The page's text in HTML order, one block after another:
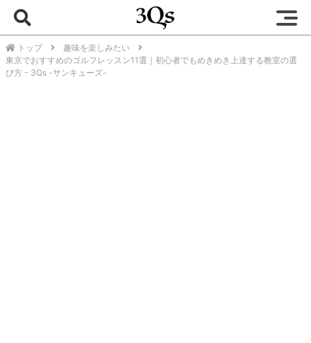
トップ
趣味を楽しみたい
東京でおすすめのゴルフレッスン11選｜初心者でもめきめき上達する教室の選
び方 - 3Qs -サンキューズ-